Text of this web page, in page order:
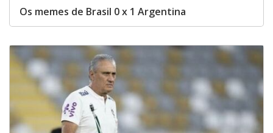
Os memes de Brasil 0 x 1 Argentina